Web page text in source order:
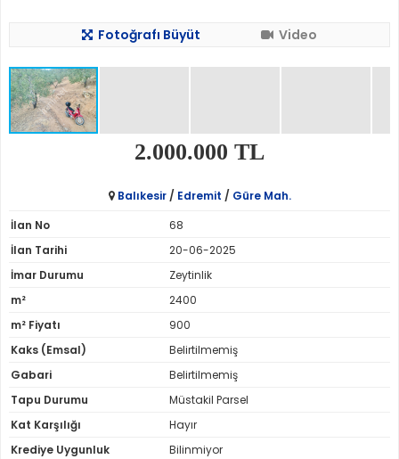
Fotoğrafı Büyüt Video
2.000.000 TL
Balıkesir/ Edremit / Güre Mah.
İlan No
68
İlan Tarihi
20-06-2025
İmar Durumu
Zeytinlik
m²
2400
m² Fiyatı
900
Kaks (Emsal)
Belirtilmemiş
Gabari
Belirtilmemiş
Tapu Durumu
Müstakil Parsel
Kat Karşılığı
Hayır
Krediye Uygunluk
Bilinmiyor